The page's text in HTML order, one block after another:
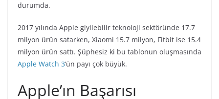
durumda.
2017 yılında Apple giyilebilir teknoloji sektöründe 17.7
milyon ürün satarken, Xiaomi 15.7 milyon, Fitbit ise 15.4
milyon ürün sattı. Şüphesiz ki bu tablonun oluşmasında
Apple Watch 3’ün payı çok büyük.
Apple’ın Başarısı